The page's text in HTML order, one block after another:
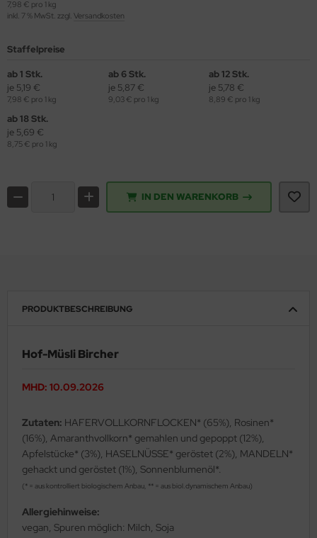
7,98 € pro 1 kg
inkl. 7 % MwSt. zzgl. Versandkosten
Staffelpreise
ab 1 Stk.
je 5,19 €
7,98 € pro 1 kg
ab 6 Stk.
je 5,87 €
9,03 € pro 1 kg
ab 12 Stk.
je 5,78 €
8,89 € pro 1 kg
ab 18 Stk.
je 5,69 €
8,75 € pro 1 kg
IN DEN WARENKORB
PRODUKTBESCHREIBUNG
Hof-Müsli Bircher
MHD: 10.09.2026
Zutaten: HAFERVOLLKORNFLOCKEN* (65%), Rosinen*
(16%), Amaranthvollkorn* gemahlen und gepoppt (12%),
Apfelstücke* (3%), HASELNÜSSE* geröstet (2%), MANDELN*
gehackt und geröstet (1%), Sonnenblumenöl*.
(* = aus kontrolliert biologischem Anbau, ** = aus biol.dynamischem Anbau)
Allergiehinweise:
vegan, Spuren möglich: Milch, Soja